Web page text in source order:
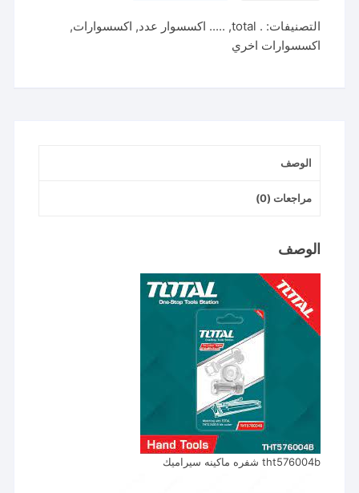
ماكينه
سيراميك
التصنيفات: . total
, ..... اكسسوار عدد, اكسسوارات,
اكسسوارات اخري
الوصف
مراجعات (0)
الوصف
tht576004b شفره ماكينه سيراميك